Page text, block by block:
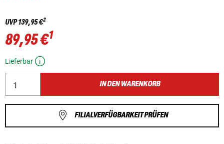
UVP139,95 €2
89,95 €1
Lieferbar
IN DEN WARENKORB
FILIALVERFÜGBARKEIT PRÜFEN